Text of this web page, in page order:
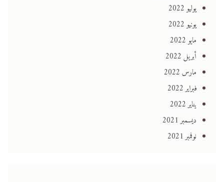
يوليو 2022
يونيو 2022
مايو 2022
أبريل 2022
مارس 2022
فبراير 2022
يناير 2022
ديسمبر 2021
نوفمبر 2021